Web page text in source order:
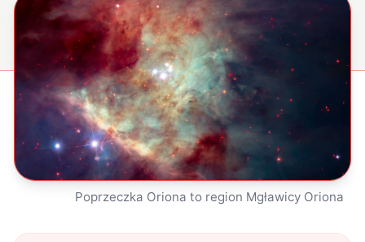
Poprzeczka Oriona to region Mgławicy Oriona